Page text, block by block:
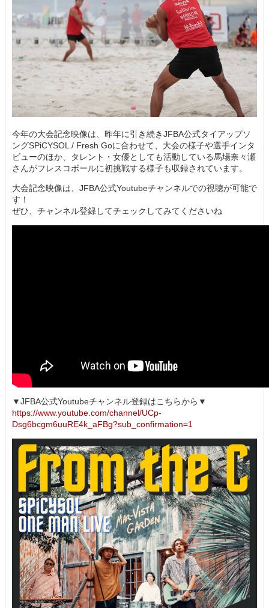
今年の大会記念映像は、昨年に引き続きJFBA公式タイアップソ
ングSPiCYSOL / Fresh Goに合わせて、大会の様子や選手インタ
ビューのほか、タレント・女優としても活動している馬場奈々瀬
さんがフレスコボールに初挑戦する様子も収録されています。
大会記念映像は、JFBA公式Youtubeチャンネルでの視聴が可能で
す！
ぜひ、チャンネル登録してチェックしてみてくださいね
▼JFBA公式Youtubeチャンネル登録はこちらから▼
https://www.youtube.com/channel/UCp-
Dsg6bcgm6uuRE4k_aFBg?sub_confirmation=1